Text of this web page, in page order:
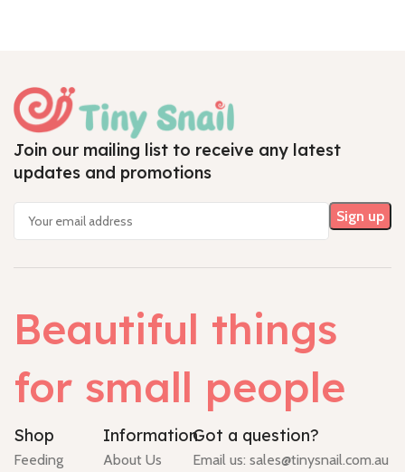
Join our mailing list to receive any latest
updates and promotions
Beautiful things
for small people
Shop
Feeding
Information
About Us
Got a question?
Email us: sales@tinysnail.com.au